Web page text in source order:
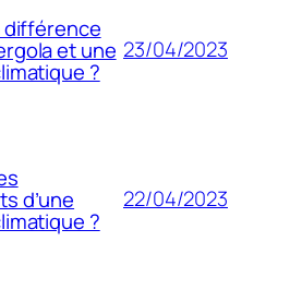
différence
et une
?
23/04/2023
d’une
?
22/04/2023